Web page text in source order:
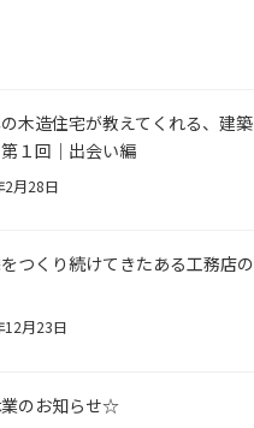
木造住宅が教えてくれる、建築
１回｜出会い編
2月28日
つくり続けてきたある工務店の
12月23日
のお知らせ☆